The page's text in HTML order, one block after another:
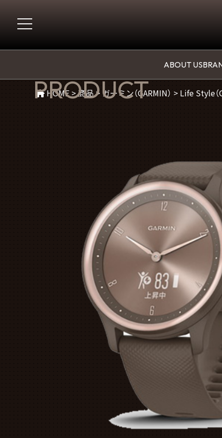
ABOUT US
PRODUCT
HOME>商品> ガーミン（GARMIN） > Life Style（